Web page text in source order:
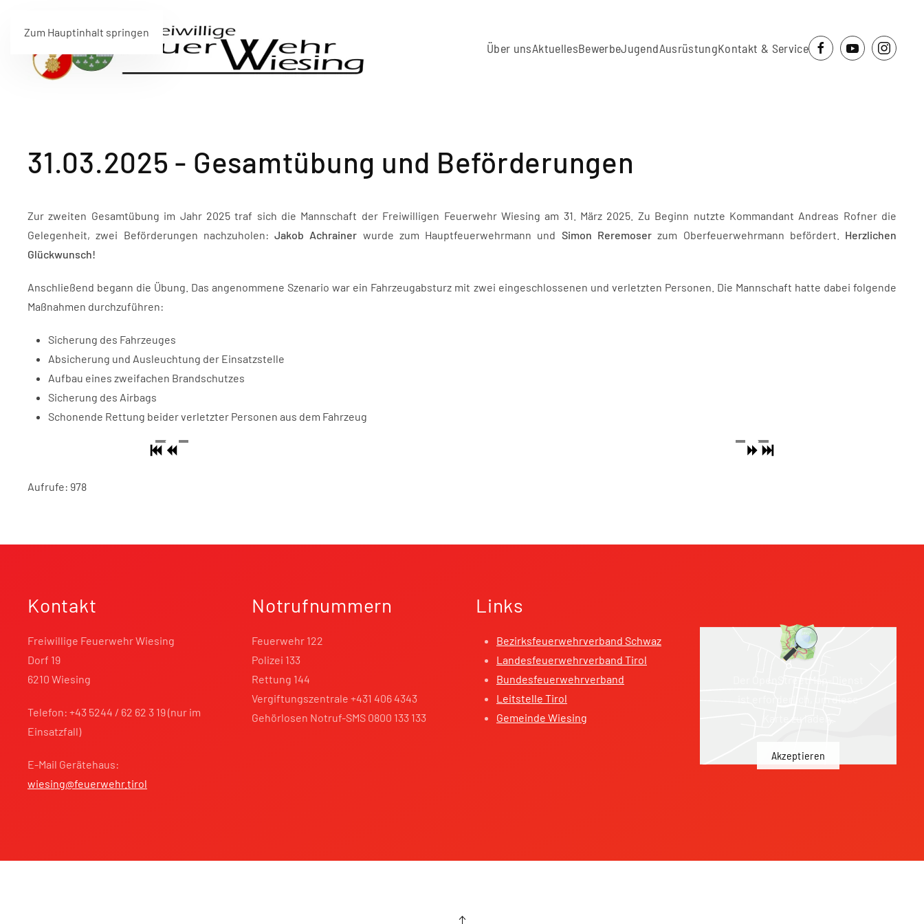
Zum Hauptinhalt springen
Über unsAktuellesBewerbeJugendAusrüstungKontakt & Service
31.03.2025 - Gesamtübung und Beförderungen
Zur zweiten Gesamtübung im Jahr 2025 traf sich die Mannschaft der Freiwilligen Feuerwehr Wiesing am 31. März 2025. Zu Beginn nutzte Kommandant Andreas Rofner die
Gelegenheit, zwei Beförderungen nachzuholen:Jakob Achrainer wurde zum Hauptfeuerwehrmann und Simon Reremoserzum Oberfeuerwehrmann befördert. Herzlichen
Glückwunsch!
Anschließend begann die Übung. Das angenommene Szenario war ein Fahrzeugabsturz mit zwei eingeschlossenen und verletzten Personen. Die Mannschaft hatte dabei folgende
Maßnahmen durchzuführen:
Sicherung des Fahrzeuges
Absicherung und Ausleuchtung der Einsatzstelle
Aufbau eines zweifachen Brandschutzes
Sicherung des Airbags
Schonende Rettung beider verletzter Personen aus dem Fahrzeug
Aufrufe: 978
Kontakt
Freiwillige Feuerwehr Wiesing
Dorf 19
6210 Wiesing
Telefon: +43 5244 / 62 62 3 19 (nur im
Einsatzfall)
E-Mail Gerätehaus:
wiesing@feuerwehr.tirol
Notrufnummern
Feuerwehr 122
Polizei 133
Rettung 144
Vergiftungszentrale +431 406 4343
Gehörlosen Notruf-SMS 0800 133 133
Links
Bezirksfeuerwehrverband Schwaz
Landesfeuerwehrverband Tirol
Bundesfeuerwehrverband
Leitstelle Tirol
Gemeinde Wiesing
Akzeptieren